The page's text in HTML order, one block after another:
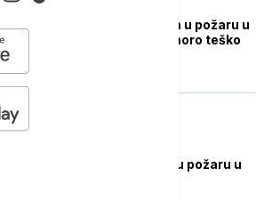
Najmanje 27 poginulih u požaru u
baru u Bangkoku, osmoro teško
Najmanje 7 poginulih u požaru u